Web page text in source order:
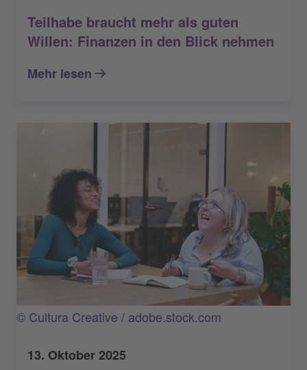
Teilhabe braucht mehr als guten
Willen: Finanzen in den Blick nehmen
Mehr lesen
© Cultura Creative / adobe.stock.com
13. Oktober 2025